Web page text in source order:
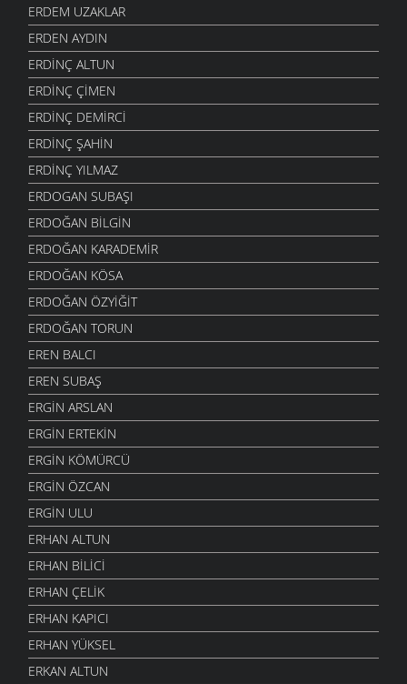
ERDEM UZAKLAR
ERDEN AYDIN
ERDINÇ ALTUN
ERDINÇ ÇIMEN
ERDINÇ DEMIRCI
ERDINÇ ŞAHIN
ERDINÇ YILMAZ
ERDOGAN SUBAŞI
ERDOĞAN BILGIN
ERDOĞAN KARADEMIR
ERDOĞAN KÖSA
ERDOĞAN ÖZYIĞIT
ERDOĞAN TORUN
EREN BALCI
EREN SUBAŞ
ERGIN ARSLAN
ERGIN ERTEKIN
ERGIN KÖMÜRCÜ
ERGIN ÖZCAN
ERGIN ULU
ERHAN ALTUN
ERHAN BILICI
ERHAN ÇELIK
ERHAN KAPICI
ERHAN YÜKSEL
ERKAN ALTUN